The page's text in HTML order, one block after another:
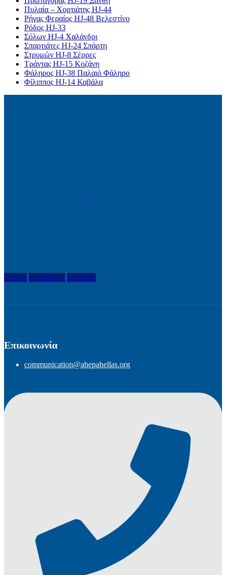
Πυλαία – Χορτιάτης HJ-44
Ρήγας Φεραίος HJ-48 Βελεστίνο
Ρόδος HJ-33
Σόλων HJ-4 Χαλάνδρι
Σπαρτιάτες HJ-24 Σπάρτη
Στρυμών HJ-8 Σέρρες
Τράντας HJ-15 Κοζάνη
Φάληρος HJ-38 Παλαιό Φάληρο
Φίλιππος HJ-14 Καβάλα
Twitter Facebook-f Linkedin
Επικοινωνία
communication@ahepahellas.org